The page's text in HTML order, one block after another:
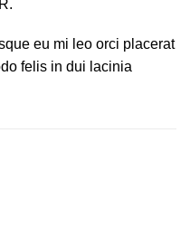
eu mi leo orci placerat
felis in dui lacinia